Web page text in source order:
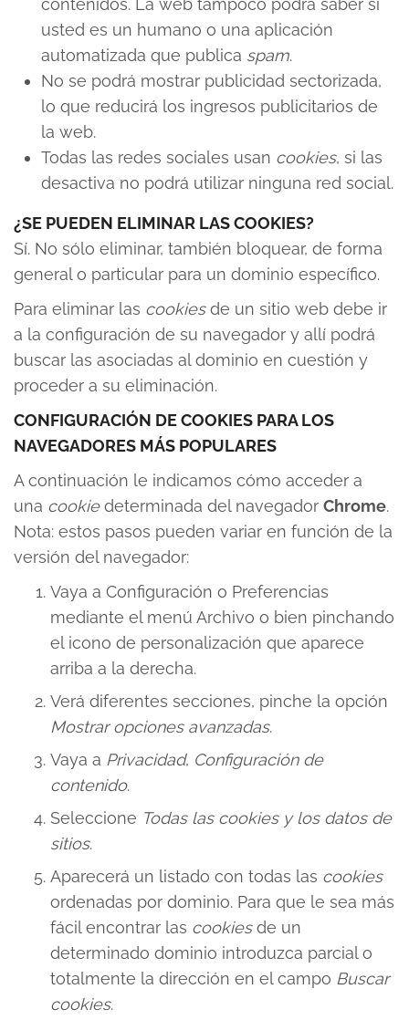
contenidos. La web tampoco podrá saber si
usted es un humano o una aplicación
automatizada que publica spam.
No se podrá mostrar publicidad sectorizada,
lo que reducirá los ingresos publicitarios de
la web.
Todas las redes sociales usan cookies, si las
desactiva no podrá utilizar ninguna red social.
¿SE PUEDEN ELIMINAR LAS COOKIES?
Sí. No sólo eliminar, también bloquear, de forma
general o particular para un dominio específico.
Para eliminar las cookiesde un sitio web debe ir
a la configuración de su navegador y allí podrá
buscar las asociadas al dominio en cuestión y
proceder a su eliminación.
CONFIGURACIÓN DE COOKIES PARA LOS
NAVEGADORES MÁS POPULARES
A continuación le indicamos cómo acceder a
una cookiedeterminada del navegador Chrome.
Nota: estos pasos pueden variar en función de la
versión del navegador:
Vaya a Configuración o Preferencias
mediante el menú Archivo o bien pinchando
el icono de personalización que aparece
arriba a la derecha.
Verá diferentes secciones, pinche la opción
Mostrar opciones avanzadas.
Vaya a Privacidad, Configuración de
contenido.
Seleccione Todas las cookiesy los datos de
sitios.
Aparecerá un listado con todas las cookies
ordenadas por dominio. Para que le sea más
fácil encontrar las cookiesde un
determinado dominio introduzca parcial o
totalmente la dirección en el campo Buscar
cookies.